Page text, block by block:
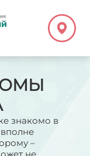
знакомо в
–